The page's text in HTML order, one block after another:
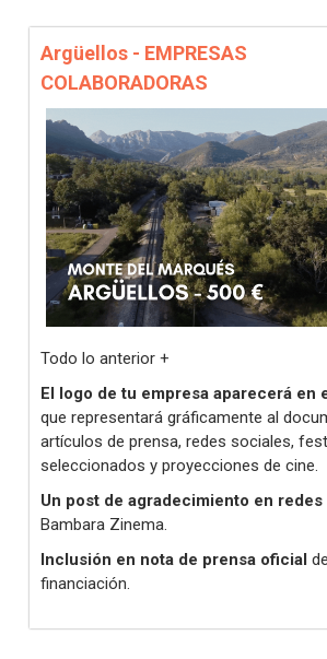
Argüellos - EMPRESAS
COLABORADORAS
Todo lo anterior +
El logo de tu empresa aparecerá en
que representará gráficamente al
artículos de prensa, redes sociales,
seleccionados y proyecciones de cine.
Un post de agradecimiento en
Bambara Zinema.
Inclusión en nota de prensa oficial
financiación.